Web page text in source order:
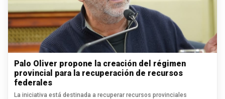
Palo Oliver propone la creación del régimen
provincial para la recuperación de recursos
federales
La iniciativa está destinada a recuperar recursos provinciales